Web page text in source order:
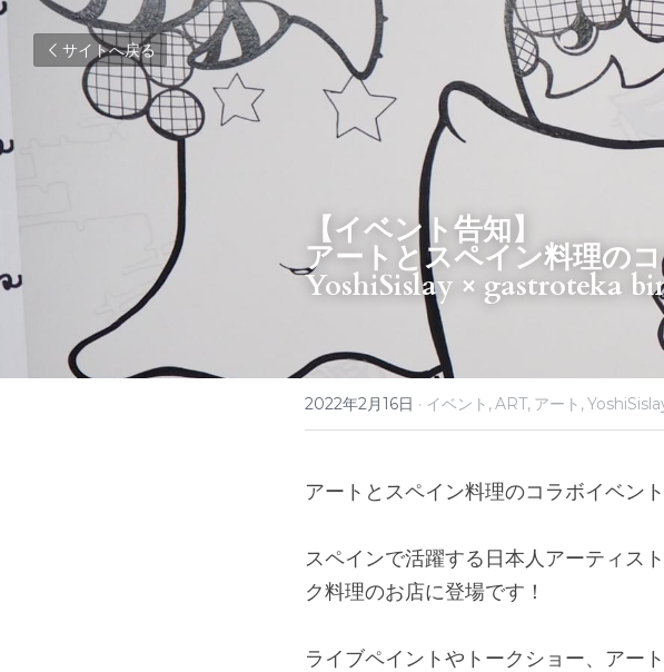
サイトへ戻る
【イベント告知】
アートとスペイン料理の
YoshiSislay × gastroteka
2022年2月16日 · イベント,ART, アート,
アートとスペイン料理のコラボイベン
スペインで活躍する日本人アーティス
ク料理のお店に登場です！
ライブペイントやトークショー、アー